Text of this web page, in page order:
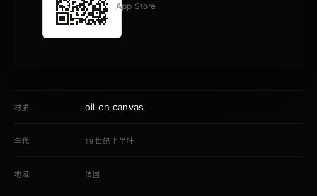
App Store
材质 oil on canvas
年代 19世纪上半叶
地域 法国